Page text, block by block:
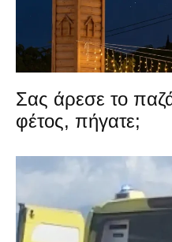
Σας άρεσε το
φέτος, πήγατε;